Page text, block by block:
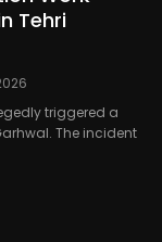
Tehri
triggered a
The incident